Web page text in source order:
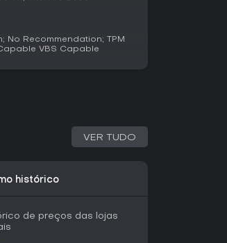
Recommendation; TPM
VBS Capable
VER TUDO
histórico
de preços das lojas